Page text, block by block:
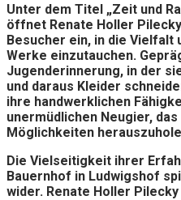
Unter dem Titel „Zeit und
öffnet Renate Holler
Besucher ein, in die Vielfalt
Werke einzutauchen.
Jugenderinnerung, in der
und daraus Kleider
ihre handwerklichen
unermüdlichen Neugier,
Möglichkeiten
Die Vielseitigkeit ihrer
Bauernhof in Ludwigshof
wider. Renate Holler